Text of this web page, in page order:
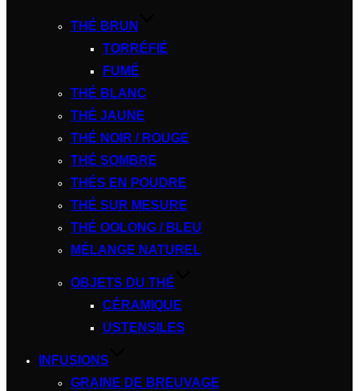
THÉ BRUN
TORRÉFIÉ
FUMÉ
THÉ BLANC
THÉ JAUNE
THÉ NOIR / ROUGE
THÉ SOMBRE
THÉS EN POUDRE
THÉ SUR MESURE
THÉ OOLONG / BLEU
MÉLANGE NATUREL
OBJETS DU THÉ
CÉRAMIQUE
USTENSILES
INFUSIONS
GRAINE DE BREUVAGE